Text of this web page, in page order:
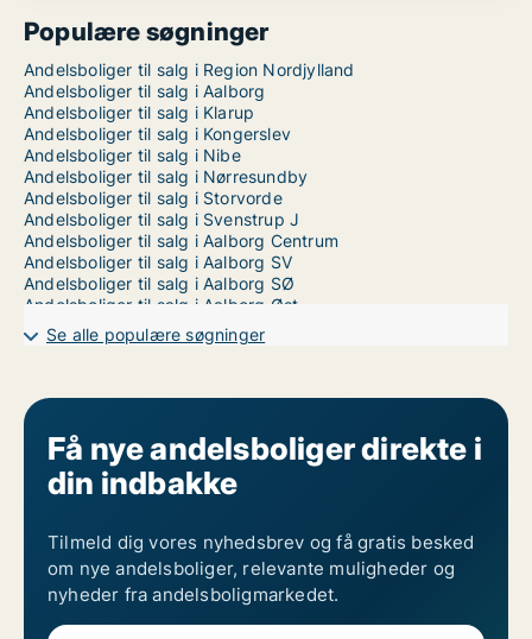
Populære søgninger
Andelsboliger til salg i Region Nordjylland
Andelsboliger til salg i Aalborg
Andelsboliger til salg i Klarup
Andelsboliger til salg i Kongerslev
Andelsboliger til salg i Nibe
Andelsboliger til salg i Nørresundby
Andelsboliger til salg i Storvorde
Andelsboliger til salg i Svenstrup J
Andelsboliger til salg i Aalborg Centrum
Andelsboliger til salg i Aalborg SV
Andelsboliger til salg i Aalborg SØ
Andelsboliger til salg i Aalborg Øst
Se alle populære søgninger
Få nye andelsboliger direkte i
din indbakke
Tilmeld dig vores nyhedsbrev og få gratis besked
om nye andelsboliger, relevante muligheder og
nyheder fra andelsboligmarkedet.